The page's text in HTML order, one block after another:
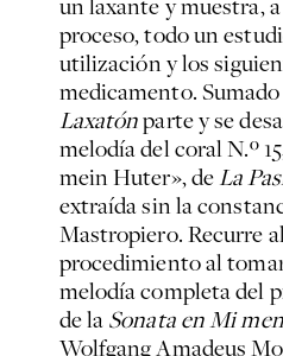
un laxante y muestra,
proceso, todo un
utilización y los
medicamento.
Laxatónparte y se
melodía del coral N.º
mein Huter», deLa
extraída sin la
Mastropiero. Recurre
procedimiento al
melodía completa del
de laSonataen Mi
Wolfgang Amadeus